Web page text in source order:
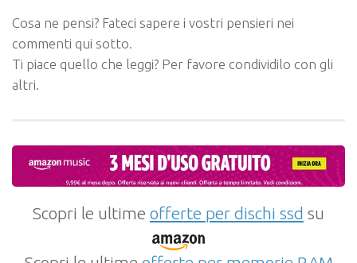
Cosa ne pensi? Fateci sapere i vostri pensieri nei
commenti qui sotto.
Ti piace quello che leggi? Per favore condividilo con gli
altri.
Scopri le ultime offerte per dischi ssd su